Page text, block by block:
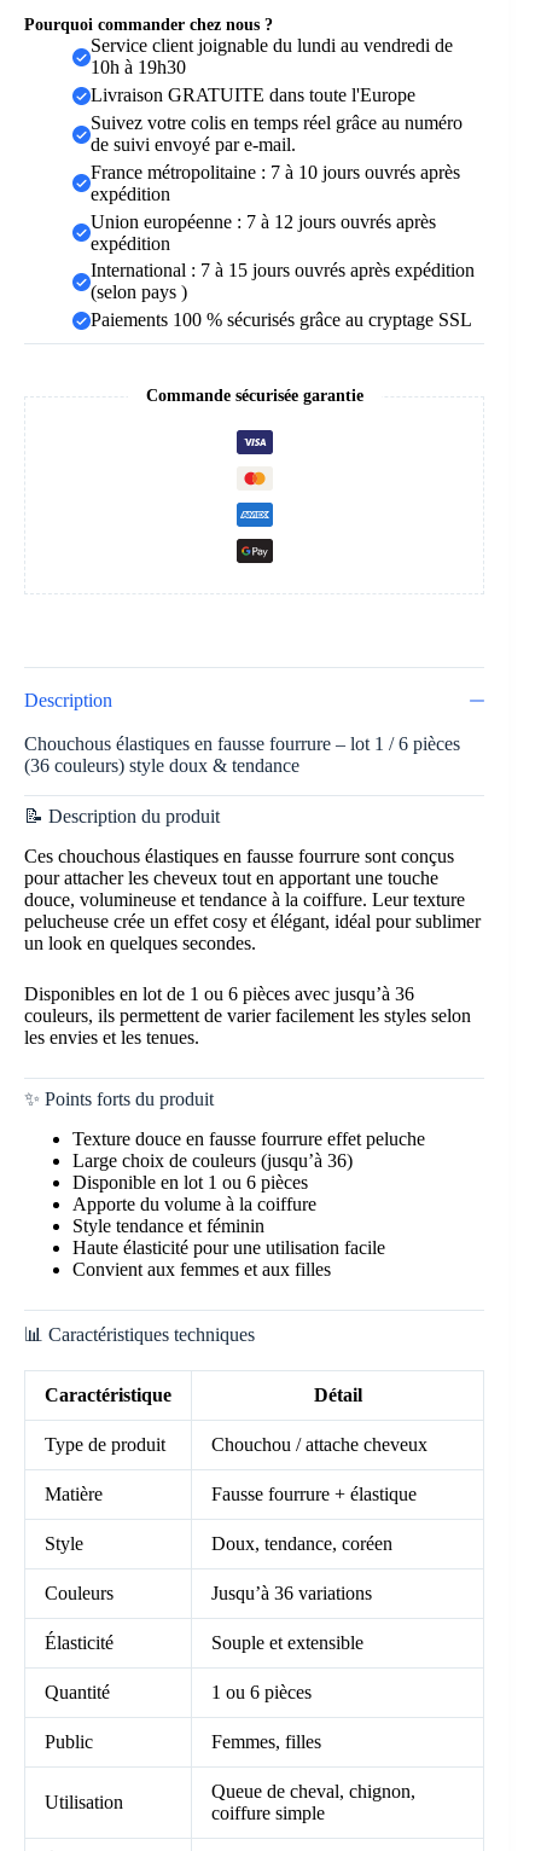
Pourquoi commander chez nous ?
Service client joignable du lundi au vendredi de
10h à 19h30
Livraison GRATUITE dans toute l'Europe
Suivez votre colis en temps réel grâce au numéro
de suivi envoyé par e-mail.
France métropolitaine : 7 à 10 jours ouvrés après
expédition
Union européenne : 7 à 12 jours ouvrés après
expédition
International : 7 à 15 jours ouvrés après expédition
(selon pays )
Paiements 100 % sécurisés grâce au cryptage SSL
Commande sécurisée garantie
Description
Chouchous élastiques en fausse fourrure – lot 1 / 6 pièces
(36 couleurs) style doux & tendance
📝 Description du produit
Ces chouchous élastiques en fausse fourrure sont conçus
pour attacher les cheveux tout en apportant une touche
douce, volumineuse et tendance à la coiffure. Leur texture
pelucheuse crée un effet cosy et élégant, idéal pour sublimer
un look en quelques secondes.
Disponibles en lot de 1 ou 6 pièces avec jusqu’à 36
couleurs, ils permettent de varier facilement les styles selon
les envies et les tenues.
✨ Points forts du produit
Texture douce en fausse fourrure effet peluche
Large choix de couleurs (jusqu’à 36)
Disponible en lot 1 ou 6 pièces
Apporte du volume à la coiffure
Style tendance et féminin
Haute élasticité pour une utilisation facile
Convient aux femmes et aux filles
📊 Caractéristiques techniques
Caractéristique Détail
Type de produit Chouchou / attache cheveux
Matière Fausse fourrure + élastique
Style Doux, tendance, coréen
Couleurs Jusqu’à 36 variations
Élasticité Souple et extensible
Quantité 1 ou 6 pièces
Public Femmes, filles
Utilisation
Queue de cheval, chignon,
coiffure simple